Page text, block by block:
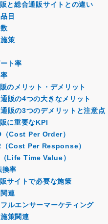
と総合通販サイトとの違い
目
策
ト率
のメリット・デメリット
販の4つの大きなメリット
販の3つのデメリットと注意点
に重要なKPI
Cost Per Order）
Cost Per Response）
Life Time Value）
率
サイトで必要な施策
連
ルエンサーマーケティング
策関連